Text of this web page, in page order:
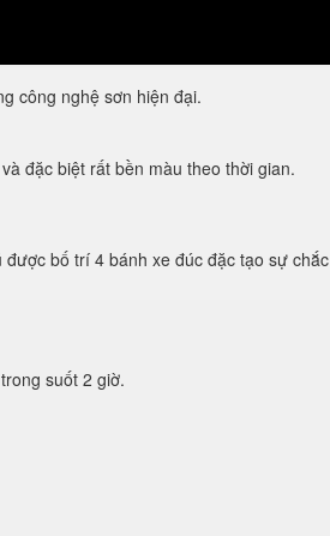
công nghệ sơn hiện đại.
đặc biệt rất bền màu theo thời gian.
bố trí 4 bánh xe đúc đặc tạo sự chắc
suốt 2 giờ.